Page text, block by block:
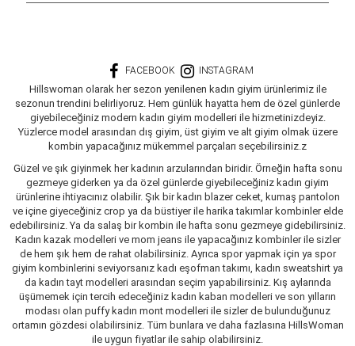
FACEBOOK INSTAGRAM
Hillswoman olarak her sezon yenilenen kadın giyim ürünlerimiz ile
sezonun trendini belirliyoruz. Hem günlük hayatta hem de özel günlerde
giyebileceğiniz modern kadın giyim modelleri ile hizmetinizdeyiz.
Yüzlerce model arasından dış giyim, üst giyim ve alt giyim olmak üzere
kombin yapacağınız mükemmel parçaları seçebilirsiniz.z
Güzel ve şık giyinmek her kadının arzularından biridir. Örneğin hafta sonu
gezmeye giderken ya da özel günlerde giyebileceğiniz kadın giyim
ürünlerine ihtiyacınız olabilir. Şık bir kadın blazer ceket, kumaş pantolon
ve içine giyeceğiniz crop ya da büstiyer ile harika takımlar kombinler elde
edebilirsiniz. Ya da salaş bir kombin ile hafta sonu gezmeye gidebilirsiniz.
Kadın kazak modelleri ve mom jeans ile yapacağınız kombinler ile sizler
de hem şık hem de rahat olabilirsiniz. Ayrıca spor yapmak için ya spor
giyim kombinlerini seviyorsanız kadı eşofman takımı, kadın sweatshirt ya
da kadın tayt modelleri arasından seçim yapabilirsiniz. Kış aylarında
üşümemek için tercih edeceğiniz kadın kaban modelleri ve son yılların
modası olan puffy kadın mont modelleri ile sizler de bulunduğunuz
ortamın gözdesi olabilirsiniz. Tüm bunlara ve daha fazlasına HillsWoman
ile uygun fiyatlar ile sahip olabilirsiniz.